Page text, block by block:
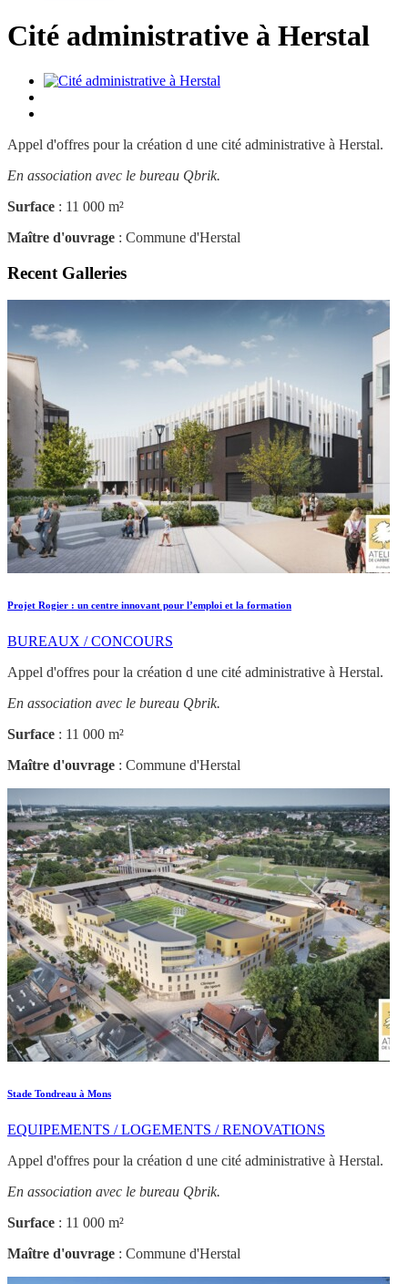
Cité administrative à Herstal
Appel d'offres pour la création d une cité administrative à Herstal.
En association avec le bureau Qbrik.
Surface : 11 000 m²
Maître d'ouvrage : Commune d'Herstal
Recent Galleries
Projet Rogier : un centre innovant pour l’emploi et la formation
BUREAUX / CONCOURS
Appel d'offres pour la création d une cité administrative à Herstal.
En association avec le bureau Qbrik.
Surface : 11 000 m²
Maître d'ouvrage : Commune d'Herstal
Stade Tondreau à Mons
EQUIPEMENTS / LOGEMENTS / RENOVATIONS
Appel d'offres pour la création d une cité administrative à Herstal.
En association avec le bureau Qbrik.
Surface : 11 000 m²
Maître d'ouvrage : Commune d'Herstal